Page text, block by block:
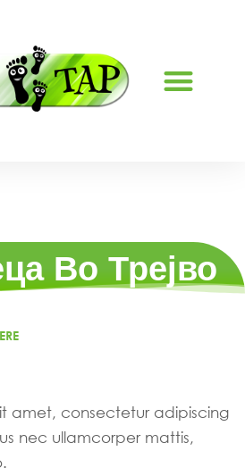
Во Трејво
amet, consectetur adipiscing
nec ullamcorper mattis,